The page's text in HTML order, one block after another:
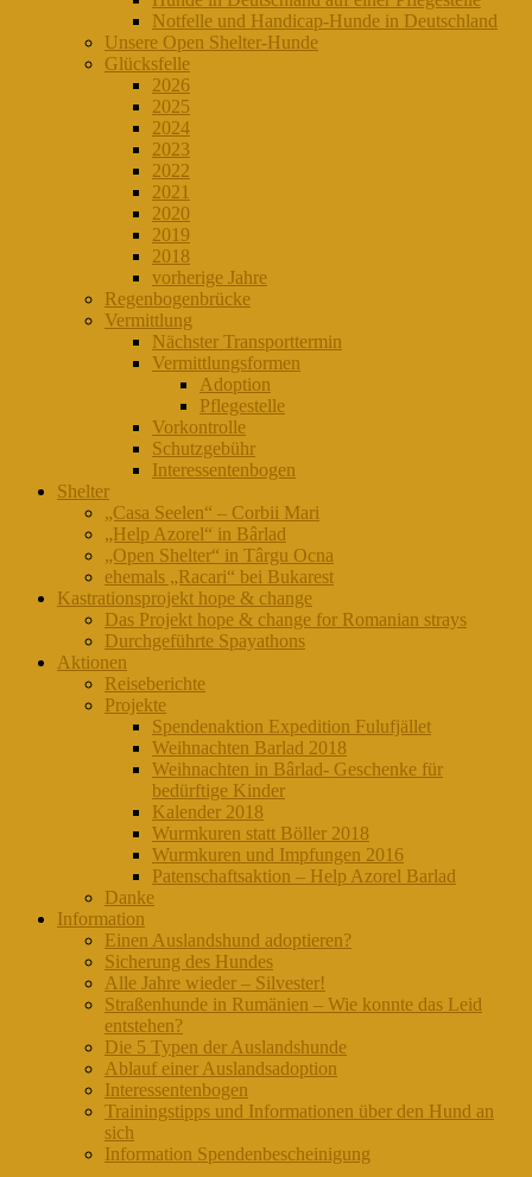
Notfelle und Handicap-Hunde in Deutschland
Unsere Open Shelter-Hunde
Glücksfelle
2026
2025
2024
2023
2022
2021
2020
2019
2018
vorherige Jahre
Regenbogenbrücke
Vermittlung
Nächster Transporttermin
Vermittlungsformen
Adoption
Pflegestelle
Vorkontrolle
Schutzgebühr
Interessentenbogen
Shelter
„Casa Seelen“ – Corbii Mari
„Help Azorel“ in Bârlad
„Open Shelter“ in Târgu Ocna
ehemals „Racari“ bei Bukarest
Kastrationsprojekt hope & change
Das Projekt hope & change for Romanian strays
Durchgeführte Spayathons
Aktionen
Reiseberichte
Projekte
Spendenaktion Expedition Fulufjället
Weihnachten Barlad 2018
Weihnachten in Bârlad- Geschenke für
bedürftige Kinder
Kalender 2018
Wurmkuren statt Böller 2018
Wurmkuren und Impfungen 2016
Patenschaftsaktion – Help Azorel Barlad
Danke
Information
Einen Auslandshund adoptieren?
Sicherung des Hundes
Alle Jahre wieder – Silvester!
Straßenhunde in Rumänien – Wie konnte das Leid
entstehen?
Die 5 Typen der Auslandshunde
Ablauf einer Auslandsadoption
Interessentenbogen
Trainingstipps und Informationen über den Hund an
sich
Information Spendenbescheinigung